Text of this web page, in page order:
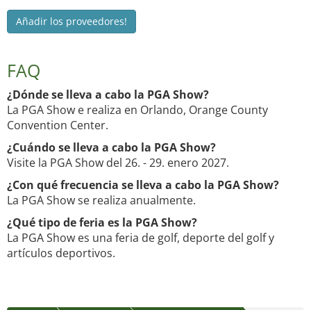
Añadir los proveedores!
FAQ
¿Dónde se lleva a cabo la PGA Show?
La PGA Show e realiza en Orlando, Orange County
Convention Center.
¿Cuándo se lleva a cabo la PGA Show?
Visite la PGA Show del 26. - 29. enero 2027.
¿Con qué frecuencia se lleva a cabo la PGA Show?
La PGA Show se realiza anualmente.
¿Qué tipo de feria es la PGA Show?
La PGA Show es una feria de golf, deporte del golf y
artículos deportivos.